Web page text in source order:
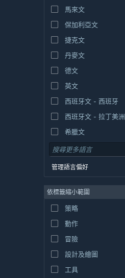
馬來文
保加利亞文
捷克文
丹麥文
德文
英文
西班牙文 - 西班牙
西班牙文 - 拉丁美洲
希臘文
管理語言偏好
依標籤縮小範圍
策略
動作
冒險
設計及繪圖
工具